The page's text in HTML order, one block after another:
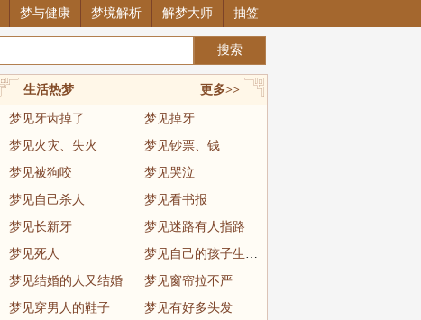
梦与健康 梦境解析 解梦大师 抽签
更多>>
生活热梦
梦见牙齿掉了
梦见掉牙
梦见火灾、失火
梦见钞票、钱
梦见被狗咬
梦见哭泣
梦见自己杀人
梦见看书报
梦见长新牙
梦见迷路有人指路
梦见死人
梦见自己的孩子生病了
梦见结婚的人又结婚
梦见窗帘拉不严
梦见穿男人的鞋子
梦见有好多头发